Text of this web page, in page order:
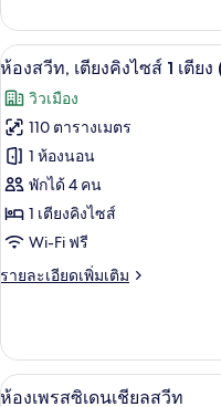
1
เตียง,
ปลอด
บุหรี่
(Panorama)
เกี่ยว
กับ
แก
เตียง
คิง
ไซส์
เตียง,
ปลอด
บุหรี่
(Panorama)
เปิด
ภาพถ่าย
ทั้งหมด
ของ
ห้อง
สวีท,
เตียง
คิง
1
เตียง
(Grand
9
ห้องสวีท, เตียงคิงไซส์ 1 เตีย
วิวเมือง
110 ตารางเมตร
1 ห้องนอน
พักได้ 4 คน
1 เตียงคิงไซส์
Wi-Fi ฟรี
รายละเอียดเพิ่มเติม
ราย
เกี่ยว
กับ
ห้อง
เปิด
13
ห้องเพรสซิเดนเชียลสวีท